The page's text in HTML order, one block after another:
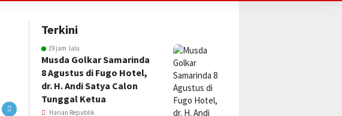
Terkini
19 jam lalu
Musda Golkar Samarinda
8 Agustus di Fugo Hotel,
dr. H. Andi Satya Calon
Tunggal Ketua
Harian Republik